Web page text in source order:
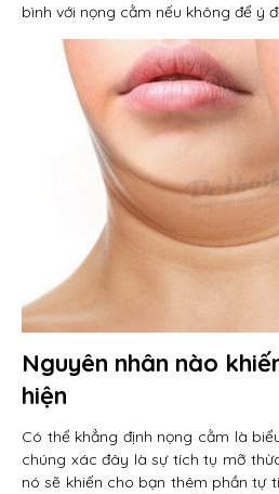
bình với nọng cằm nếu không để ý
Nguyên nhân nào
hiện
Có thể khẳng định nọng cằm là
chúng xác đây là sự tích tụ mỡ
nó sẽ khiến cho bạn thêm phần tự